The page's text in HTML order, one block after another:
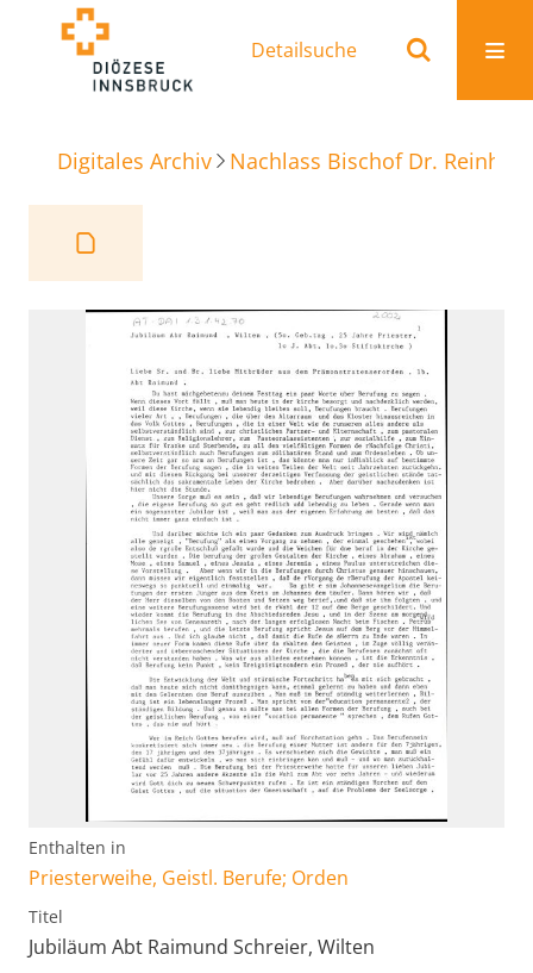
Detailsuche
Digitales Archiv Nachlass Bischof Dr.
Enthalten in
Priesterweihe, Geistl. Berufe; Orden
Titel
Jubiläum Abt Raimund Schreier, Wilten